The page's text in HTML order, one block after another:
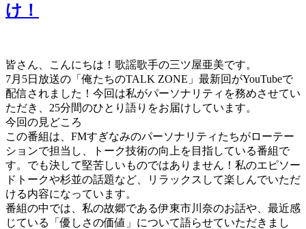
け！
皆さん、こんにちは！歌謡歌手の三ツ屋亜美です。
7月5日放送の「俺たちのTALK ZONE」最新回がYouTubeで
配信されました！今回は私がパーソナリティを務めさせてい
ただき、25分間のひとり語りをお届けしています。
今回の見どころ
この番組は、FMすぎなみのパーソナリティたちがローテー
ションで担当し、トーク技術の向上を目指している番組で
す。でも決して堅苦しいものではありません！私のエピソー
ドトークや杉並の話題など、リラックスして楽しんでいただ
ける内容になっています。
番組の中では、私の故郷である伊東市川奈のお話や、最近感
じている「優しさの価値」について語らせていただきまし